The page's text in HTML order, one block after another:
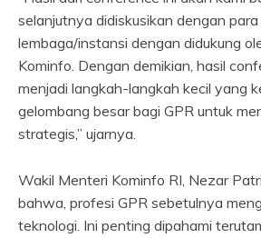
selanjutnya didiskusikan dengan
lembaga/instansi dengan didukung
Kominfo. Dengan demikian, hasil
menjadi langkah-langkah kecil yang
gelombang besar bagi GPR untuk
strategis,” ujarnya.
Wakil Menteri Kominfo RI, Nezar
bahwa, profesi GPR sebetulnya
teknologi. Ini penting dipahami